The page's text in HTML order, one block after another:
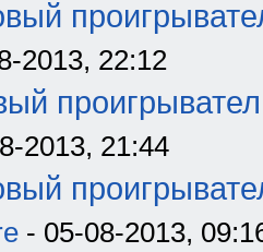
2013, 22:12
2013, 21:44
- 05-08-2013,